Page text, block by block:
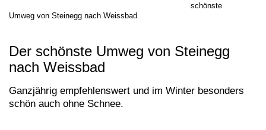
schönste
Umweg von Steinegg nach Weissbad
Der schönste Umweg von Steinegg
nach Weissbad
Ganzjährig empfehlenswert und im Winter besonders
schön auch ohne Schnee.